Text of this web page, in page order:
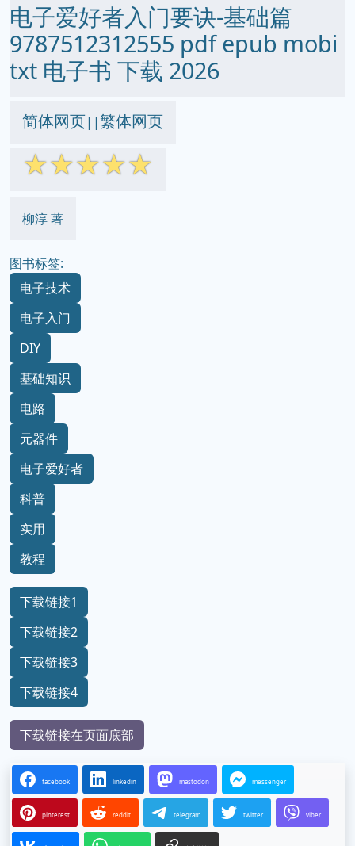
电子爱好者入门要诀-基础篇
9787512312555 pdf epub mobi
txt 电子书 下载 2026
简体网页||繁体网页
☆☆☆☆☆
柳淳 著
图书标签:
电子技术
电子入门
DIY
基础知识
电路
元器件
电子爱好者
科普
实用
教程
下载链接1
下载链接2
下载链接3
下载链接4
下载链接在页面底部
facebook linkedin mastodon messenger
pinterest reddit telegram twitter viber